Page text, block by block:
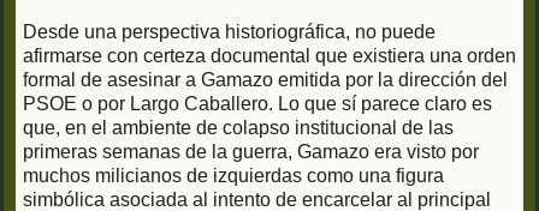
Desde una perspectiva historiográfica, no puede
afirmarse con certeza documental que existiera una orden
formal de asesinar a Gamazo emitida por la dirección del
PSOE o por Largo Caballero. Lo que sí parece claro es
que, en el ambiente de colapso institucional de las
primeras semanas de la guerra, Gamazo era visto por
muchos milicianos de izquierdas como una figura
simbólica asociada al intento de encarcelar al principal